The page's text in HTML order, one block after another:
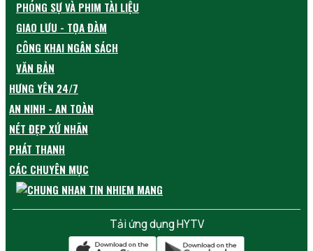
PHÓNG SỰ VÀ PHIM TÀI LIỆU
GIAO LƯU - TỌA ĐÀM
CÔNG KHAI NGÂN SÁCH
VĂN BẢN
HƯNG YÊN 24/7
AN NINH - AN TOÀN
NÉT ĐẸP XỨ NHÃN
PHÁT THANH
CÁC CHUYÊN MỤC
Tải ứng dụng HYTV